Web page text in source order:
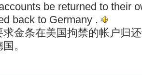
be returned to their
back to Germany .
求金条在美国拘禁的帐户归
。